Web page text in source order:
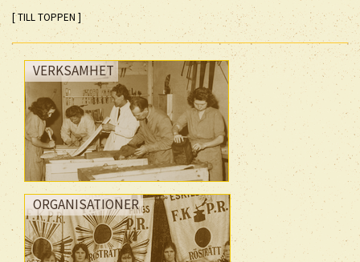
[ TILL TOPPEN ]
VERKSAMHET
ORGANISATIONER